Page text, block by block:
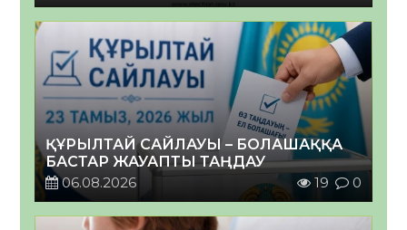
ҚҰРЫЛТАЙ САЙЛАУЫ – БОЛАШАҚҚА
БАСТАР ЖАУАПТЫ ТАҢДАУ
06.08.2026
19 0